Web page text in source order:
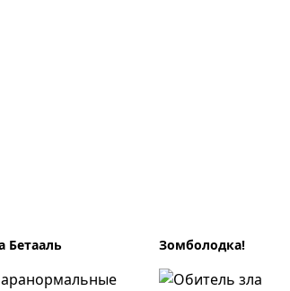
Бетааль Зомболодка!